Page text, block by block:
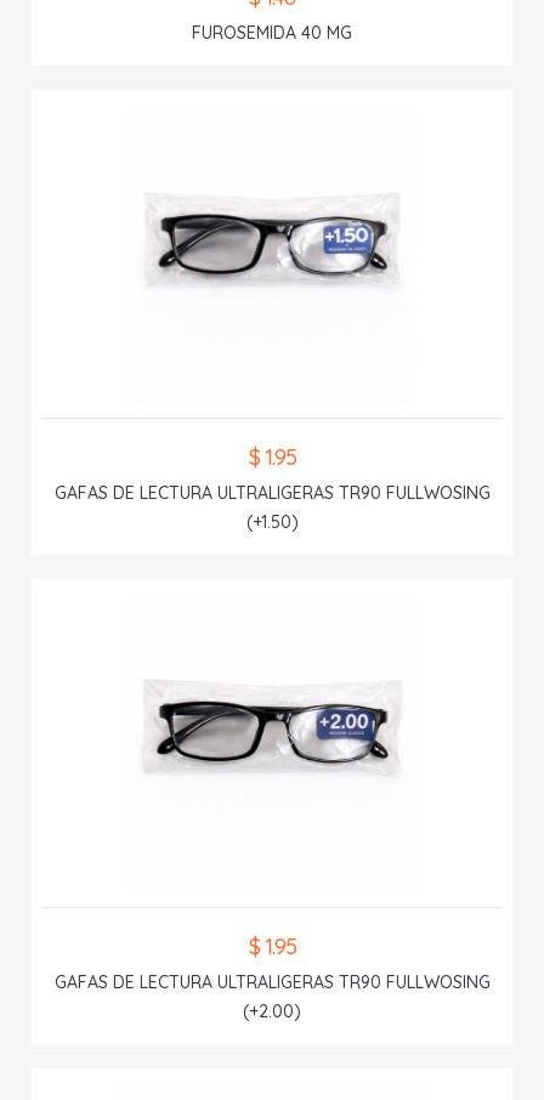
FUROSEMIDA 40 MG
$ 1.95
GAFAS DE LECTURA ULTRALIGERAS TR90 FULLWOSING
(+1.50)
$ 1.95
GAFAS DE LECTURA ULTRALIGERAS TR90 FULLWOSING
(+2.00)